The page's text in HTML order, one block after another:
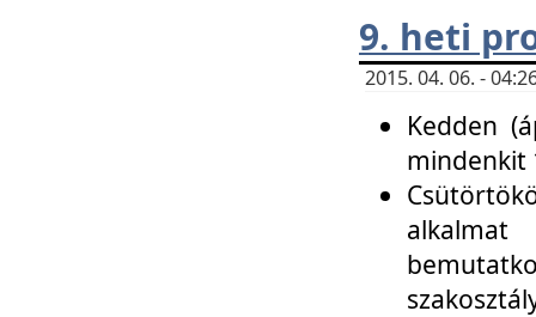
9. heti
2015. 04. 06. -
Kedden
mindenkit